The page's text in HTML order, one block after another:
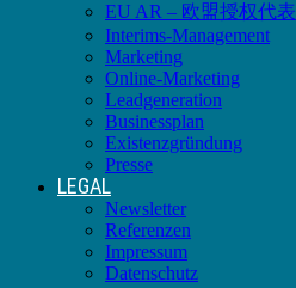
EU AR – 欧盟授权代表
Interims-Management
Marketing
Online-Marketing
Leadgeneration
Businessplan
Existenzgründung
Presse
LEGAL
Newsletter
Referenzen
Impressum
Datenschutz